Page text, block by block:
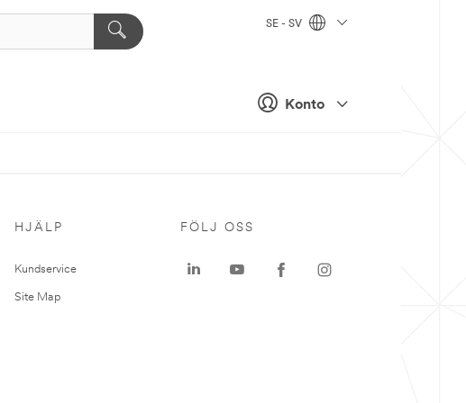
Konto
SE - SV
HJÄLP
Kundservice
Site Map
FÖLJ OSS